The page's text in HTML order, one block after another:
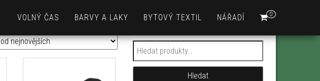
0
VOLNÝ ČAS BARVY A LAKY BYTOVÝ TEXTIL NÁŘADÍ
Hledat:
Hledat